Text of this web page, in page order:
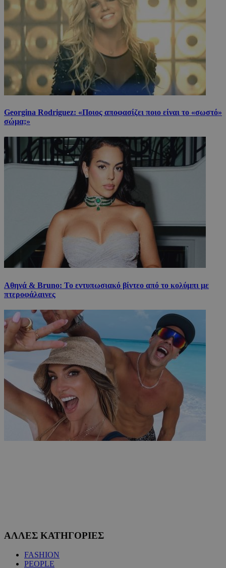
Georgina Rodriguez: «Ποιος αποφασίζει ποιο είναι το «σωστό»
σώμα;»
Αθηνά & Bruno: Το εντυπωσιακό βίντεο από το κολύμπι με
πτεροφάλαινες
ΑΛΛΕΣ ΚΑΤΗΓΟΡΙΕΣ
FASHION
PEOPLE